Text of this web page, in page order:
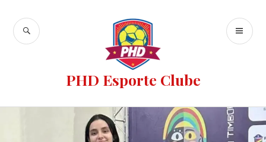
PHD Esporte Clube